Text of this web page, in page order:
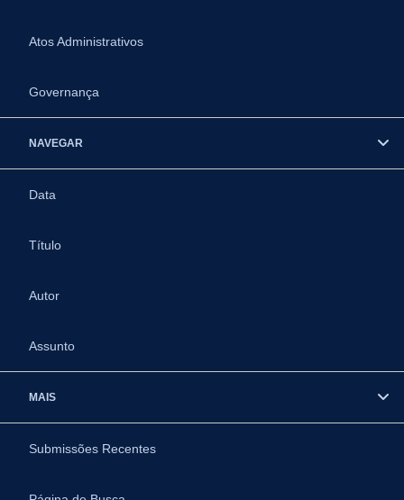
Atos Administrativos
Governança
NAVEGAR
Data
Título
Autor
Assunto
MAIS
Submissões Recentes